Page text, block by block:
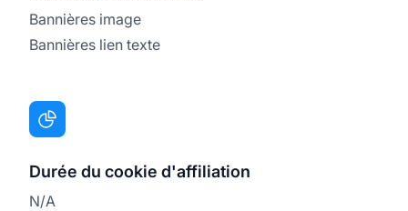
Bannières image
Bannières lien texte
Durée du cookie d'affiliation
N/A